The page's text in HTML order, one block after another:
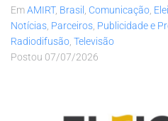
EmAMIRT, Brasil Comunicação
Notícias Parceiros Publicidade e
Radiodifusão Televisão
Postou 07/07/2026